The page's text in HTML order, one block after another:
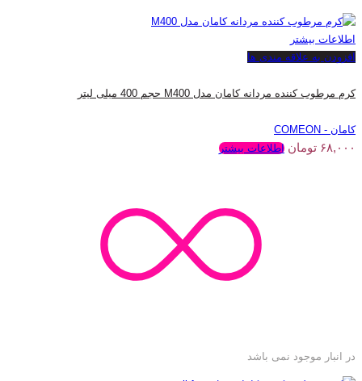
اطلاعات بیشتر
افزودن به علاقه مندی ها
کرم مرطوب کننده مردانه کامان مدل M400 حجم 400 میلی لیتر
کامان - COMEON
۶۸,۰۰۰ تومان اطلاعات بیشتر
در انبار موجود نمی باشد